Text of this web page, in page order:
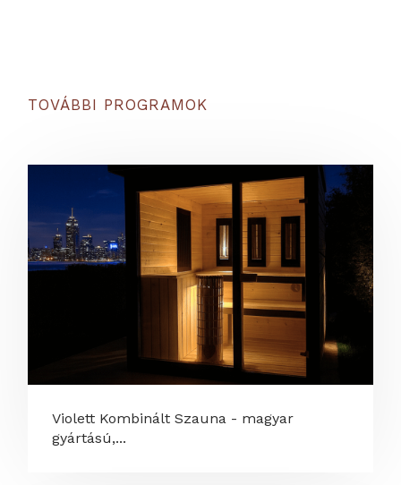
TOVÁBBI PROGRAMOK
Violett Kombinált Szauna - magyar
gyártású,...